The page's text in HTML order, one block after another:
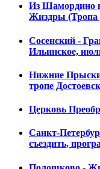
Из Шамордино
Жиздры (Тропа
Сосенский -
Ильинское,
Нижние
тропе
Церковь
Санкт-
съездить,